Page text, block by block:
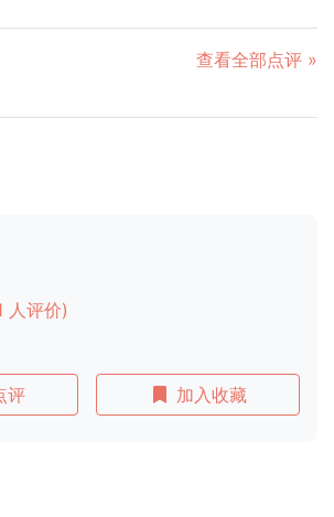
查看全部点评 »
人评价)
评 加入收藏